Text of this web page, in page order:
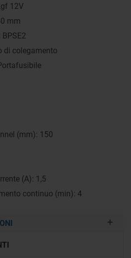
12V
mm
di colegamento
(mm): 150
(A): 1,5
continuo (min): 4